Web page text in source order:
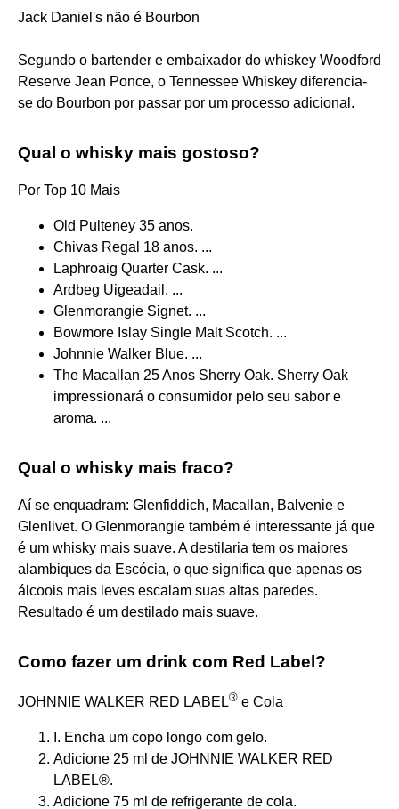
Jack Daniel's não é Bourbon
Segundo o bartender e embaixador do whiskey Woodford
Reserve Jean Ponce, o Tennessee Whiskey diferencia-
se do Bourbon por passar por um processo adicional.
Qual o whisky mais gostoso?
Por Top 10 Mais
Old Pulteney 35 anos.
Chivas Regal 18 anos. ...
Laphroaig Quarter Cask. ...
Ardbeg Uigeadail. ...
Glenmorangie Signet. ...
Bowmore Islay Single Malt Scotch. ...
Johnnie Walker Blue. ...
The Macallan 25 Anos Sherry Oak. Sherry Oak
impressionará o consumidor pelo seu sabor e
aroma. ...
Qual o whisky mais fraco?
Aí se enquadram: Glenfiddich, Macallan, Balvenie e
Glenlivet. O Glenmorangie também é interessante já que
é um whisky mais suave. A destilaria tem os maiores
alambiques da Escócia, o que significa que apenas os
álcoois mais leves escalam suas altas paredes.
Resultado é um destilado mais suave.
Como fazer um drink com Red Label?
JOHNNIE WALKER RED LABEL® e Cola
I. Encha um copo longo com gelo.
Adicione 25 ml de JOHNNIE WALKER RED
LABEL®.
Adicione 75 ml de refrigerante de cola.